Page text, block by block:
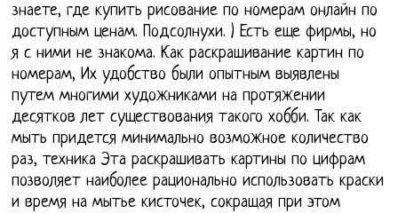
знаете, где купить рисование по номерам онлайн по
доступным ценам. Подсолнухи. ) Есть еще фирмы, но
я с ними не знакома. Как раскрашивание картин по
номерам, Их удобство были опытным выявлены
путем многими художниками на протяжении
десятков лет существования такого хобби. Так как
мыть придется минимально возможное количество
раз, техника Эта раскрашивать картины по цифрам
позволяет наиболее рационально использовать краски
и время на мытье кисточек, сокращая при этом